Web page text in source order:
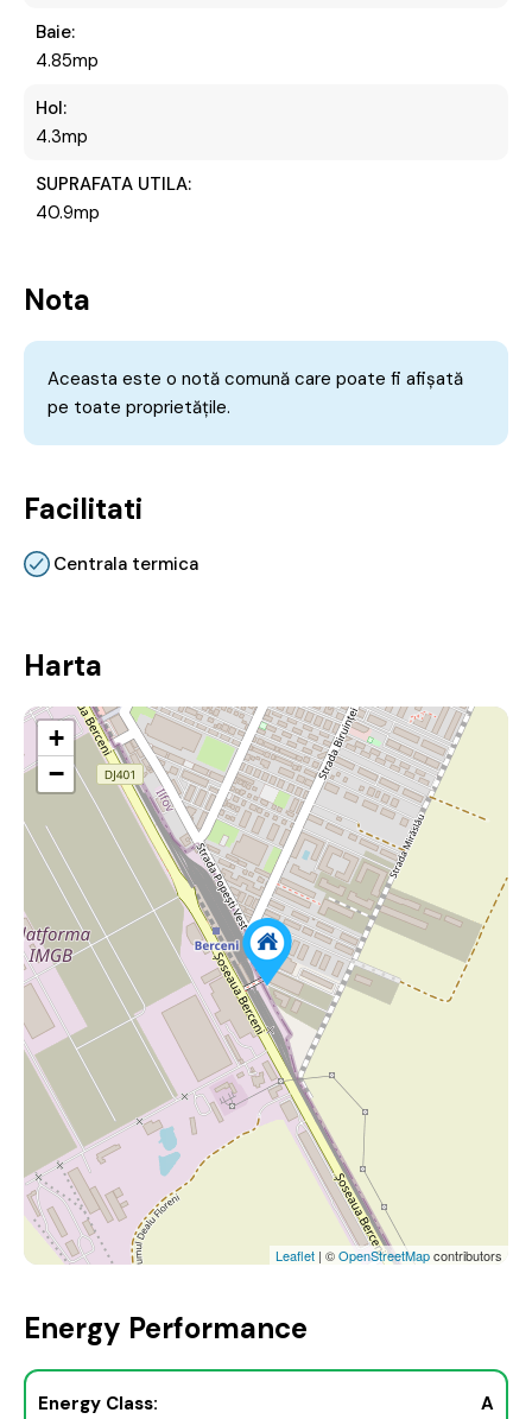
Baie:
4.85mp
Hol:
4.3mp
SUPRAFATA UTILA:
40.9mp
Nota
Aceasta este o notă comună care poate fi afișată
pe toate proprietățile.
Facilitati
Centrala termica
Harta
+
−
Leaflet | ©OpenStreetMapcontributors
Energy Performance
Energy Class: A